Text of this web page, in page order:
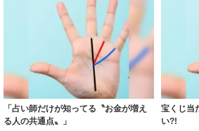
「占い師だけが知ってる〝お金が増え
る人の共通点〟」
宝くじ当
い?!